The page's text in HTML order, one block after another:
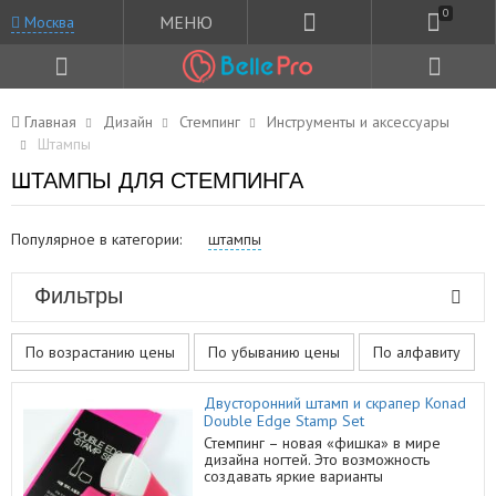
Москва МЕНЮ 0
Главная Дизайн Стемпинг
Инструменты и аксессуары
Штампы
ШТАМПЫ ДЛЯ СТЕМПИНГА
Популярное в категории: штампы
Фильтры
По возрастанию цены По убыванию цены По алфавиту
Двусторонний штамп и скрапер Konad
Double Edge Stamp Set
Стемпинг – новая «фишка» в мире
дизайна ногтей. Это возможность
создавать яркие варианты